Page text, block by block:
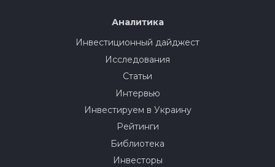
Аналитика
Инвестиционный дайджест
Исследования
Статьи
Интервью
Инвестируем в Украину
Рейтинги
Библиотека
Инвесторы